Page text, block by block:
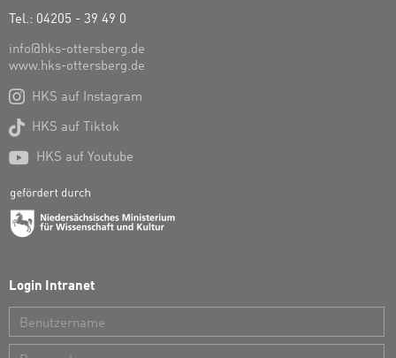
Tel.: 04205 - 39 49 0
info@hks-ottersberg.de
www.hks-ottersberg.de
 HKS auf Instagram
 HKS auf Tiktok
 HKS auf Youtube
Login Intranet
Benutzername